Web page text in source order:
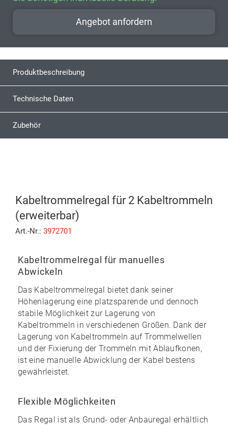
Angebot anfordern
Produktbeschreibung
Technische Daten
Zubehör
Kabeltrommelregal für 2 Kabeltrommeln
(erweiterbar)
Art.-Nr.: 3972701
Kabeltrommelregal für manuelles
Abwickeln
Das Kabeltrommelregal bietetdank seiner
Höhenlagerung eine platzsparende und dennoch
stabile Möglichkeit zur Lagerung von
Kabeltrommeln in verschiedenen Größen. Dank der
Lagerung von Kabeltrommeln auf Trommelwellen
und der Fixierung der Trommeln mit Ablaufkonen,
ist eine manuelle Abwicklung der Kabel bestens
gewährleistet.
Flexible Möglichkeiten
Das Regal ist als Grund- oder Anbauregal erhältlich